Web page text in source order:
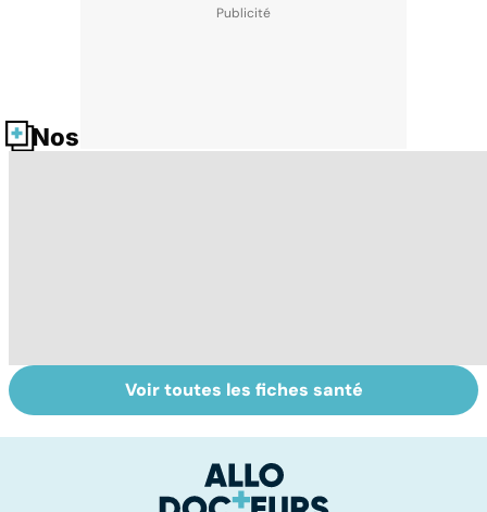
Nos fiches santé
Tout savoir sur
les infections
Inflammation des
amygdales : que
d'angine ?
Voir toutes les fiches santé